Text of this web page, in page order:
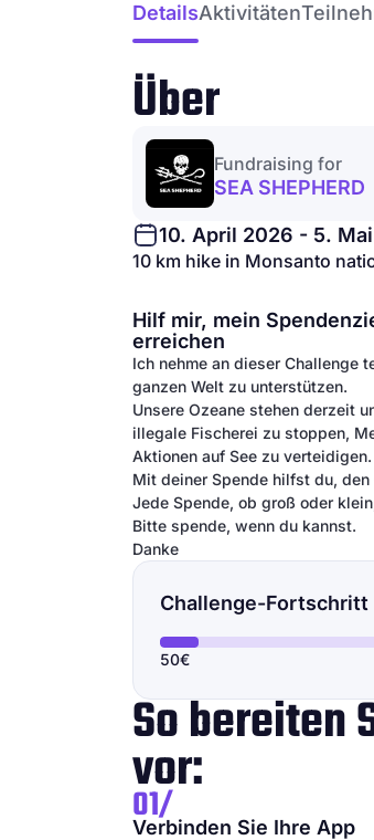
DetailsAktivitäten
Über
Fundraising for
SEA SHEPHERD
10. April 2026 - 5.
10 km hike in Monsanto
Hilf mir, mein
erreichen
Ich nehme an dieser Challenge
ganzen Welt zu unterstützen.
Unsere Ozeane stehen derzeit
illegale Fischerei zu stoppen,
Aktionen auf See zu verteidigen.
Mit deiner Spende hilfst du,
Jede Spende, ob groß oder
Bitte spende, wenn du kannst.
Danke
Challenge-Fortschritt
50€
So bereiten
vor:
01/
Verbinden Sie Ihre App